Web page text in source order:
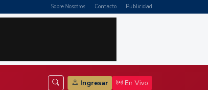
Sobre Nosotros Contacto Publicidad
Ingresar En Vivo